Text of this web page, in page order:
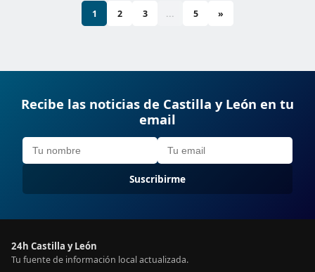
1 2 3 ... 5 »
Recibe las noticias de Castilla y León en tu
email
Suscribirme
24h Castilla y León
Tu fuente de información local actualizada.